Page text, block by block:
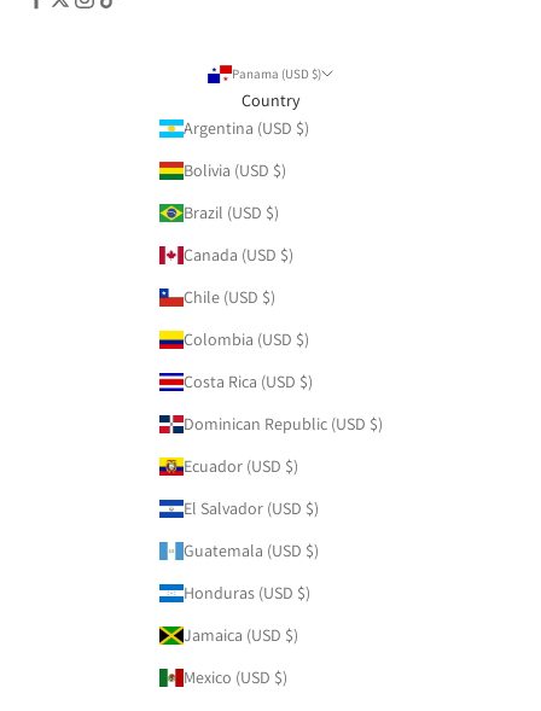
Panama (USD $)
Country
Argentina (USD $)
Bolivia (USD $)
Brazil (USD $)
Canada (USD $)
Chile (USD $)
Colombia (USD $)
Costa Rica (USD $)
Dominican Republic (USD $)
Ecuador (USD $)
El Salvador (USD $)
Guatemala (USD $)
Honduras (USD $)
Jamaica (USD $)
Mexico (USD $)